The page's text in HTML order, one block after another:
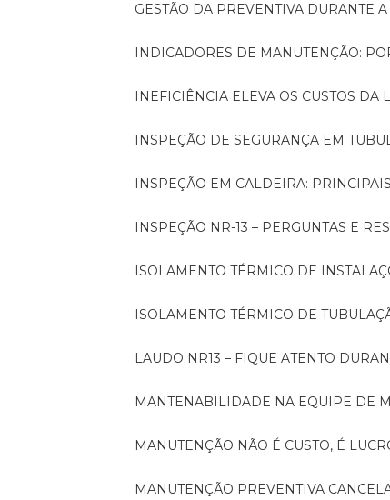
GESTÃO DA PREVENTIVA DURANTE
INDICADORES DE MANUTENÇÃO:
INEFICIÊNCIA ELEVA OS CUSTOS DA
INSPEÇÃO DE SEGURANÇA EM
INSPEÇÃO EM CALDEIRA:
INSPEÇÃO NR-13 – PERGUNTAS E
ISOLAMENTO TÉRMICO DE
ISOLAMENTO TÉRMICO DE
LAUDO NR13 – FIQUE ATENTO
MANTENABILIDADE NA EQUIPE DE
MANUTENÇÃO NÃO É CUSTO, É
MANUTENÇÃO PREVENTIVA